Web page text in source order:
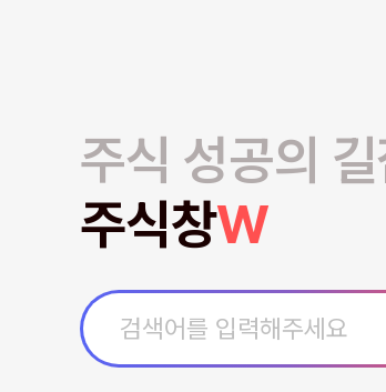
주식 성공의 길
주식창W